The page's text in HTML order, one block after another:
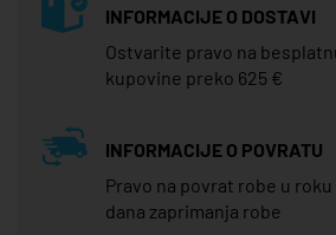
INFORMACIJE O DOSTAVI
Ostvarite pravo na
kupovine preko 625 €
INFORMACIJE O POVRATU
Pravo na povrat robe u roku
dana zaprimanja robe